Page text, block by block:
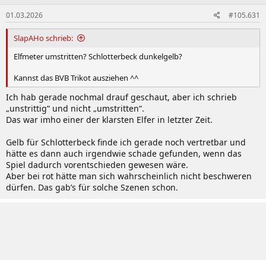
r
m
01.03.2026 #105.631
SlapAHo schrieb:
Elfmeter umstritten? Schlotterbeck dunkelgelb?
Kannst das BVB Trikot ausziehen ^^
Ich hab gerade nochmal drauf geschaut, aber ich schrieb
„unstrittig“ und nicht „umstritten“.
Das war imho einer der klarsten Elfer in letzter Zeit.
Gelb für Schlotterbeck finde ich gerade noch vertretbar und
hätte es dann auch irgendwie schade gefunden, wenn das
Spiel dadurch vorentschieden gewesen wäre.
Aber bei rot hätte man sich wahrscheinlich nicht beschweren
dürfen. Das gab’s für solche Szenen schon.